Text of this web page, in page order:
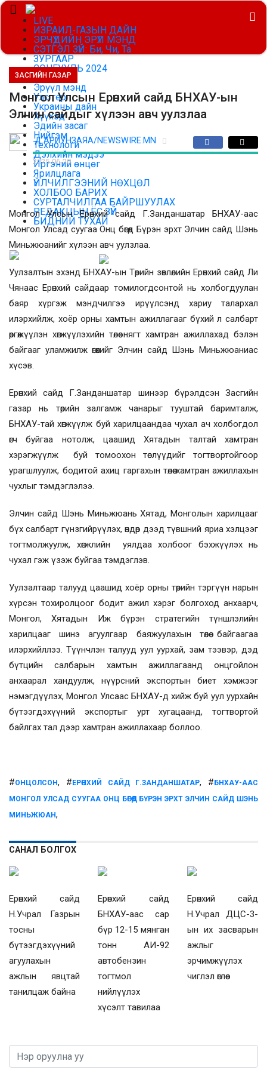
LIVE
ИЗРАИЛ-ГАЗЫН ДАЙН
ЭРЧҮҮДИЙН ЭРҮҮЛ МЭНД
СЭТГЭЛ ЗҮЙ: Би, Чи, Та
ЗУРГААР
СОНГУУЛЬ 2024
Цаг агаар
Эрүүл мэнд
Улс төр
Украины дайн
Хүүхэд
Эдийн засаг
Нийгэм
Технологи
Дэлхийн мэдээ
Иргэний өнцөг
Ярилцлага
ҮЙЛЧИЛГЭЭНИЙ НӨХЦӨЛ
ХОЛБОО БАРИХ
СУРТАЛЧИЛГАА БАЙРШУУЛАХ
РЕДАКЦЫН ЁС ЗҮЙ
БИДНИЙ ТУХАЙ
ЗАСГИЙН ГАЗАР
Монгол Улсын Ерөнхий сайд БНХАУ-ын
Элчин сайдыг хүлээн авч уулзлаа
Д.АРИУНЗАЯА/NEWSWIRE.MN
2025-06-20
Монгол Улсын Ерөнхий сайд Г.Занданшатар БНХАУ-аас
Монгол Улсад суугаа Онц бөгөөд Бүрэн эрхт Элчин сайд Шэнь
Миньжюанийг хүлээн авч уулзлаа.
Уулзалтын эхэнд БНХАУ-ын Төрийн зөвлөлийн Ерөнхий сайд Ли
Чянаас Ерөнхий сайдаар томилогдсонтой нь холбогдуулан
баяр хүргэж мэндчилгээ ирүүлсэнд хариу талархал
илэрхийлж, хоёр орны хамтын ажиллагааг бүхий л салбарт
өргөжүүлэн хөгжүүлэхийн төлөө нягт хамтран ажиллахад бэлэн
байгааг уламжилж өгөхийг Элчин сайд Шэнь Миньжюаниас
хүсэв.
Ерөнхий сайд Г.Занданшатар шинээр бүрэлдсэн Засгийн
газар нь төрийн залгамж чанарыг тууштай баримталж,
БНХАУ-тай хөгжүүлж буй харилцаандаа чухал ач холбогдол
өгч буйгаа нотолж, цаашид Хятадын талтай хамтран
хэрэгжүүлж буй томоохон төслүүдийг тогтвортойгоор
урагшлуулж, бодитой ахиц гаргахын төлөө хамтран ажиллахын
чухлыг тэмдэглэлээ.
Элчин сайд Шэнь Миньжюань Хятад, Монголын харилцааг
бүх салбарт гүнзгийрүүлэх, өндөр дээд түвшний яриа хэлцээг
тогтмолжуулж, хөгжлийн уялдаа холбоог бэхжүүлэх нь
чухал гэж үзэж буйгаа тэмдэглэв.
Уулзалтаар талууд цаашид хоёр орны төрийн тэргүүн нарын
хүрсэн тохиролцоог бодит ажил хэрэг болгоход анхаарч,
Монгол, Хятадын Иж бүрэн стратегийн түншлэлийн
харилцааг шинэ агуулгаар баяжуулахын төлөө байгаагаа
илэрхийллээ. Түүнчлэн талууд уул уурхай, зам тээвэр, дэд
бүтцийн салбарын хамтын ажиллагаанд онцгойлон
анхаарал хандуулж, нүүрсний экспортын биет хэмжээг
нэмэгдүүлэх, Монгол Улсаас БНХАУ-д хийж буй уул уурхайн
бүтээгдэхүүний экспортыг урт хугацаанд, тогтвортой
байлгах тал дээр хамтран ажиллахаар боллоо.
#ОНЦОЛСОН, # ЕРӨНХИЙ САЙД Г.ЗАНДАНШАТАР, # БНХАУ-ААС
МОНГОЛ УЛСАД СУУГАА ОНЦ БӨГӨӨД БҮРЭН ЭРХТ ЭЛЧИН САЙД ШЭНЬ
МИНЬЖЮАН,
САНАЛ БОЛГОХ
Ерөнхий сайд
Н.Учрал Газрын
тосны
бүтээгдэхүүний
агуулахын
ажлын явцтай
танилцаж байна
Ерөнхий сайд
БНХАУ-аас сар
бүр 12-15 мянган
тонн АИ-92
автобензин
тогтмол
нийлүүлэх
хүсэлт тавилаа
Ерөнхий сайд
Н.Учрал ДЦС-3-
ын их засварын
ажлыг
эрчимжүүлэх
чиглэл өглөө